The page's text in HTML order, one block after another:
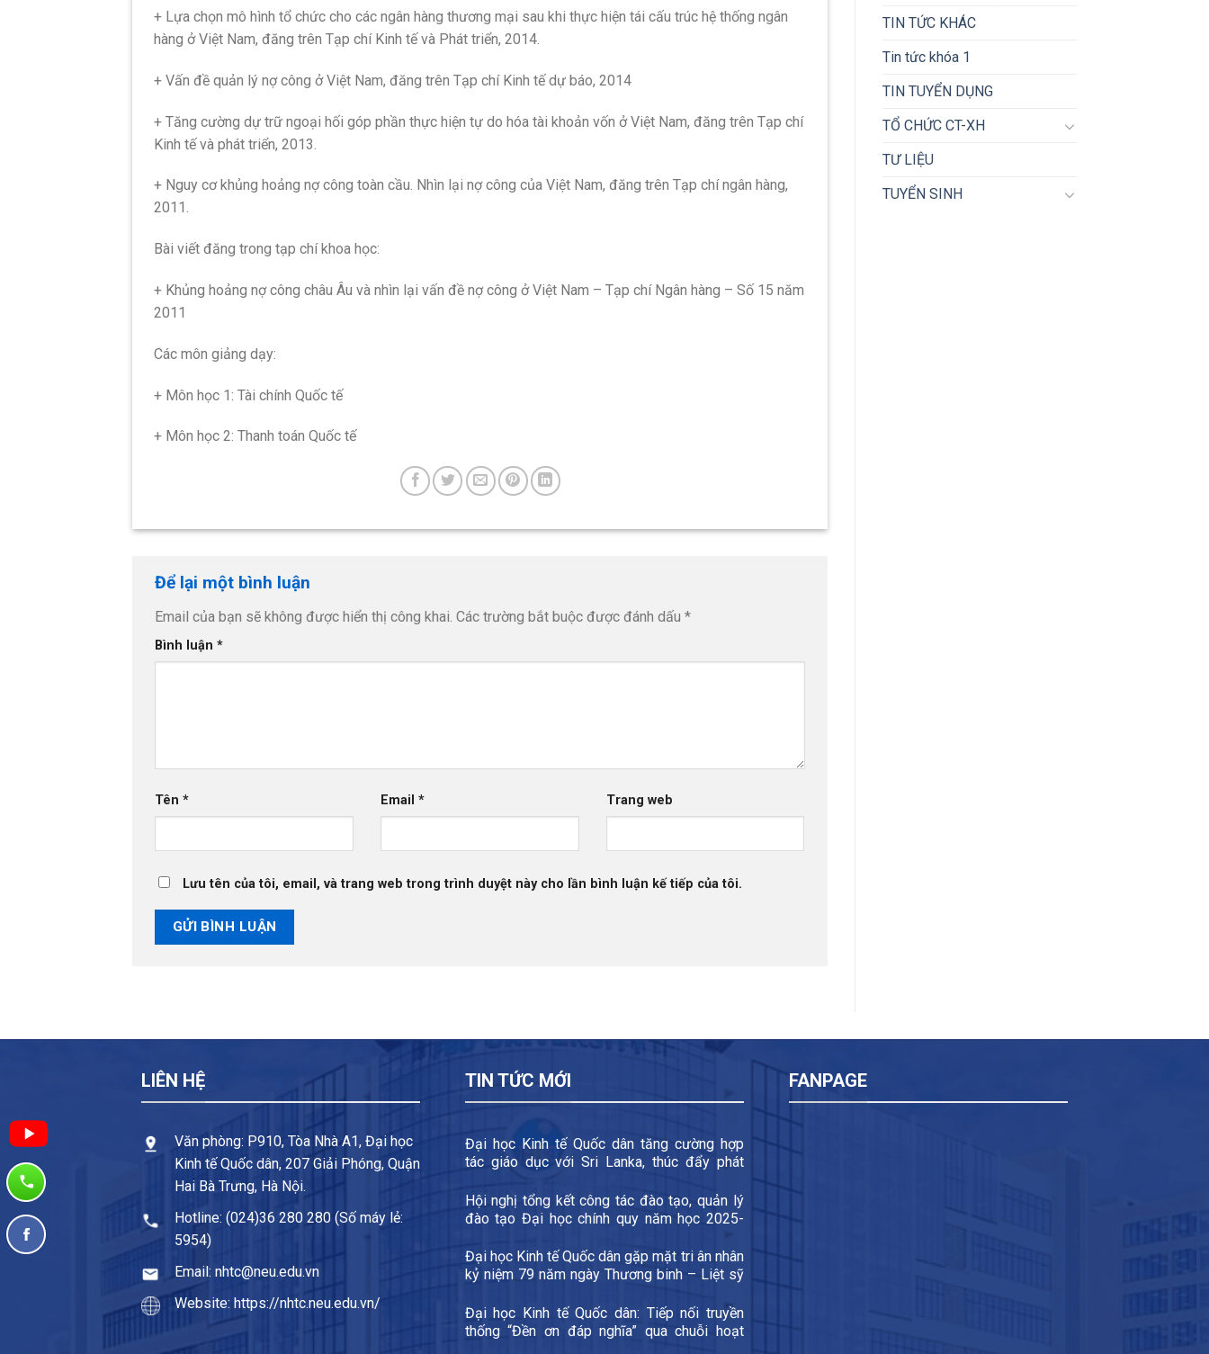
+ Lựa chọn mô hình tổ chức cho các ngân hàng thương mại sau khi thực hiện tái cấu trúc hệ thống ngân
hàng ở Việt Nam, đăng trên Tạp chí Kinh tế và Phát triển, 2014.
+ Vấn đề quản lý nợ công ở Việt Nam, đăng trên Tạp chí Kinh tế dự báo, 2014
+ Tăng cường dự trữ ngoại hối góp phần thực hiện tự do hóa tài khoản vốn ở Việt Nam, đăng trên Tạp chí
Kinh tế và phát triển, 2013.
+ Nguy cơ khủng hoảng nợ công toàn cầu. Nhìn lại nợ công của Việt Nam, đăng trên Tạp chí ngân hàng,
2011.
Bài viết đăng trong tạp chí khoa học:
+ Khủng hoảng nợ công châu Âu và nhìn lại vấn đề nợ công ở Việt Nam – Tạp chí Ngân hàng – Số 15 năm
2011
Các môn giảng dạy:
+ Môn học 1: Tài chính Quốc tế
+ Môn học 2: Thanh toán Quốc tế
Để lại một bình luận
Email của bạn sẽ không được hiển thị công khai. Các trường bắt buộc được đánh dấu *
Bình luận *
Tên * Email * Trang web
Lưu tên của tôi, email, và trang web trong trình duyệt này cho lần bình luận kế tiếp của tôi.
TIN TỨC KHÁC
Tin tức khóa 1
TIN TUYỂN DỤNG
TỔ CHỨC CT-XH
TƯ LIỆU
TUYỂN SINH
LIÊN HỆ
Văn phòng: P910, Tòa Nhà A1, Đại học
Kinh tế Quốc dân, 207 Giải Phóng, Quận
Hai Bà Trưng, Hà Nội.
Hotline: (024)36 280 280 (Số máy lẻ:
5954)
Email: nhtc@neu.edu.vn
Website: https://nhtc.neu.edu.vn/
TIN TỨC MỚI
Đại học Kinh tế Quốc dân tăng cường hợp
tác giáo dục với Sri Lanka, thúc đẩy phát
viên
Hội nghị tổng kết công tác đào tạo, quản lý
đào tạo Đại học chính quy năm học 2025-
năm học 2026-2027
Đại học Kinh tế Quốc dân gặp mặt tri ân nhân
kỷ niệm 79 năm ngày Thương binh – Liệt sỹ
Đại học Kinh tế Quốc dân: Tiếp nối truyền
thống “Đền ơn đáp nghĩa” qua chuỗi hoạt
FANPAGE